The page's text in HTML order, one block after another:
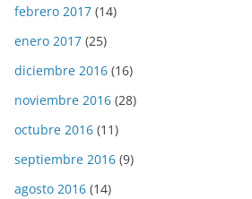
febrero 2017 (14)
enero 2017 (25)
diciembre 2016 (16)
noviembre 2016 (28)
octubre 2016 (11)
septiembre 2016 (9)
agosto 2016 (14)